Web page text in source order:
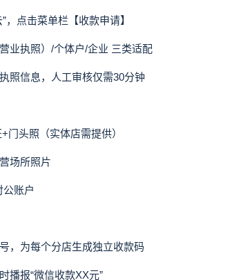
点击菜单栏【收款申请】
执照）/个体户/企业 三类适配
信息，人工审核仅需30分钟
头照（实体店需提供）
场所照片
账户
为每个分店生成独立收款码
报“微信收款XX元”